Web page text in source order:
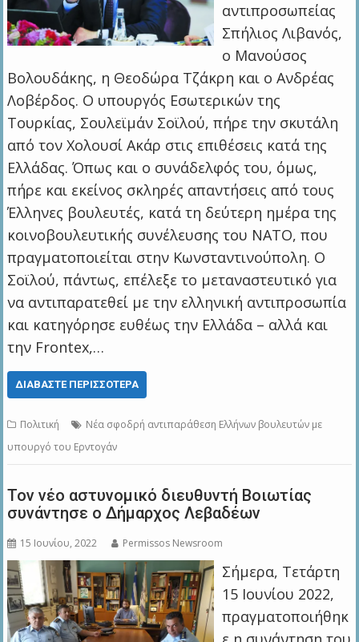
αντιπροσωπείας
Σπήλιος Λιβανός,
ο Μανούσος
Βολουδάκης, η Θεοδώρα Τζάκρη και ο Ανδρέας
Λοβέρδος. Ο υπουργός Εσωτερικών της
Τουρκίας, Σουλεϊμάν Σοϊλού, πήρε την σκυτάλη
από τον Χολουσί Ακάρ στις επιθέσεις κατά της
Ελλάδας. Όπως και ο συνάδελφός του, όμως,
πήρε και εκείνος σκληρές απαντήσεις από τους
Έλληνες βουλευτές, κατά τη δεύτερη ημέρα της
κοινοβουλευτικής συνέλευσης του ΝΑΤΟ, που
πραγματοποιείται στην Κωνσταντινούπολη. Ο
Σοϊλού, πάντως, επέλεξε το μεταναστευτικό για
να αντιπαρατεθεί με την ελληνική αντιπροσωπία
και κατηγόρησε ευθέως την Ελλάδα – αλλά και
την Frontex,…
ΔΙΑΒΆΣΤΕ ΠΕΡΙΣΣΌΤΕΡΑ
Πολιτική
Νέα σφοδρή αντιπαράθεση Ελλήνων βουλευτών με
υπουργό του Ερντογάν
Τον νέο αστυνομικό διευθυντή Βοιωτίας
συνάντησε ο Δήμαρχος Λεβαδέων
15 Ιουνίου, 2022 Permissos Newsroom
Σήμερα, Τετάρτη
15 Ιουνίου 2022,
πραγματοποιήθηκ